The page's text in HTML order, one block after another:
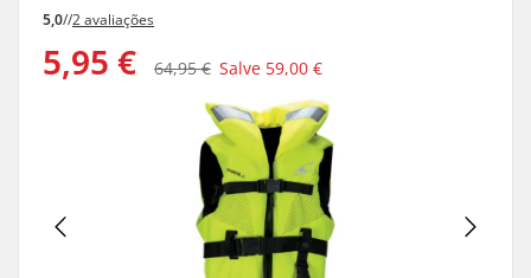
5,0//2 avaliações
5,95 € 64,95 € Salve 59,00 €